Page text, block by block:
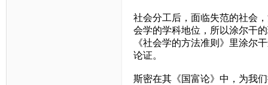
社会分工后，面临失范的社会
会学的学科地位，所以涂尔干
《社会学的方法准则》里涂尔
论证。
斯密在其《国富论》中，为我